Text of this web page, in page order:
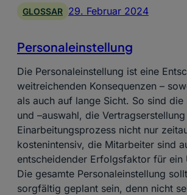
GLOSSAR 29. Februar 2024
Personaleinstellung
Die Personaleinstellung ist eine
weitreichenden Konsequenzen –
als auch auf lange Sicht. So sind die
und –auswahl, die
Einarbeitungsprozess nicht nur
kostenintensiv, die Mitarbeiter sind
entscheidender Erfolgsfaktor für ein
Die gesamte Personaleinstellung
sorgfältig geplant sein, denn nicht